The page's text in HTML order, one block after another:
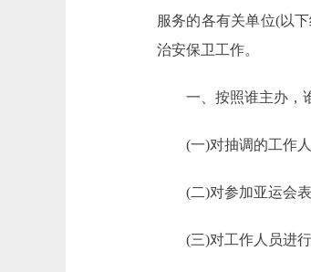
服务的各有关单位(以
治安保卫工作。
一、按照谁主办，谁
(一)对抽调的工作人
(二)对参加亚运会表
(三)对工作人员进行